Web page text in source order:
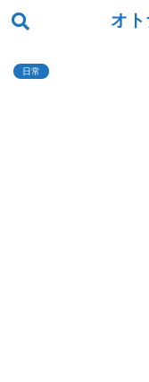
オ
日常